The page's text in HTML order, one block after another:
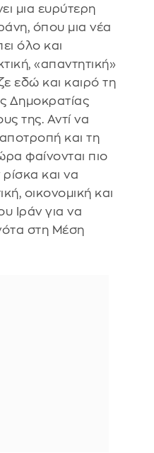
μια ευρύτερη
όπου μια νέα
όλο και
«απαντητική»
εδώ και καιρό τη
Δημοκρατίας
της. Αντί να
και τη
φαίνονται πιο
και να
οικονομική και
Ιράν για να
στη Μέση